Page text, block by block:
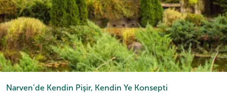
Narven’de Kendin Pişir, Kendin Ye Konsepti